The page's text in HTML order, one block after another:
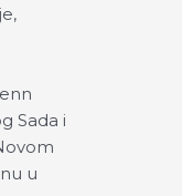
Sada i
u